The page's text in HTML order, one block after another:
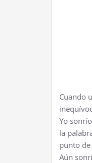
Cuando
Yo
la
punto
Aún